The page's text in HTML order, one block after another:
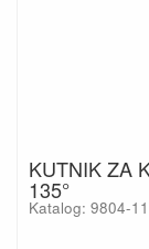
KUTNIK ZA
135°
Katalog: 9804-